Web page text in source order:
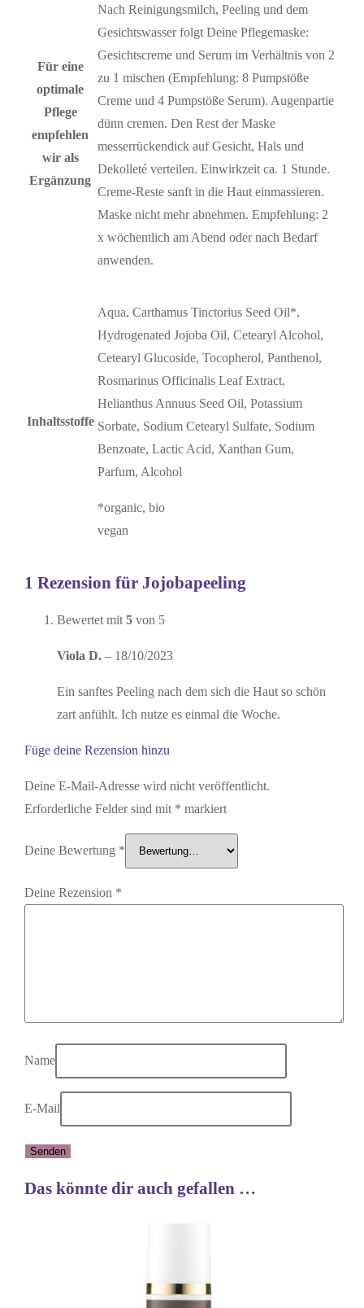
Für eine
optimale
Pflege
empfehlen
wir als
Ergänzung
Nach Reinigungsmilch, Peeling und dem
Gesichtswasser folgt Deine Pflegemaske:
Gesichtscreme und Serum im Verhältnis von 2
zu 1 mischen (Empfehlung: 8 Pumpstöße
Creme und 4 Pumpstöße Serum). Augenpartie
dünn cremen. Den Rest der Maske
messerrückendick auf Gesicht, Hals und
Dekolleté verteilen. Einwirkzeit ca. 1 Stunde.
Creme-Reste sanft in die Haut einmassieren.
Maske nicht mehr abnehmen. Empfehlung: 2
x wöchentlich am Abend oder nach Bedarf
anwenden.
Inhaltsstoffe
Aqua, Carthamus Tinctorius Seed Oil*,
Hydrogenated Jojoba Oil, Cetearyl Alcohol,
Cetearyl Glucoside, Tocopherol, Panthenol,
Rosmarinus Officinalis Leaf Extract,
Helianthus Annuus Seed Oil, Potassium
Sorbate, Sodium Cetearyl Sulfate, Sodium
Benzoate, Lactic Acid, Xanthan Gum,
Parfum, Alcohol
*organic, bio
vegan
1 Rezension für Jojobapeeling
Bewertet mit 5von 5
Viola D. – 18/10/2023
Ein sanftes Peeling nach dem sich die Haut so schön
zart anfühlt. Ich nutze es einmal die Woche.
Füge deine Rezension hinzu
Deine E-Mail-Adresse wird nicht veröffentlicht.
Erforderliche Felder sind mit * markiert
Deine Bewertung *
Deine Rezension *
Name
E-Mail
Das könnte dir auch gefallen …